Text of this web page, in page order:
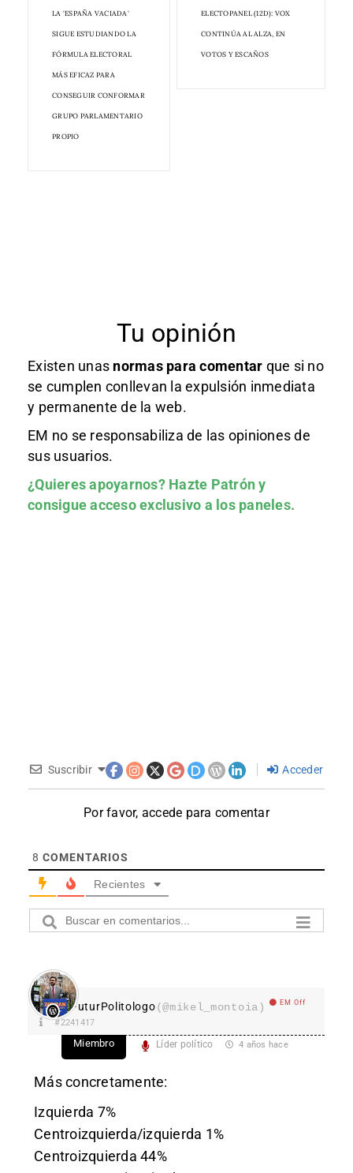
LA 'ESPAÑA VACIADA'
SIGUE ESTUDIANDO LA
FÓRMULA ELECTORAL
MÁS EFICAZ PARA
CONSEGUIR CONFORMAR
GRUPO PARLAMENTARIO
PROPIO
ELECTOPANEL (12D): VOX
CONTINÚA AL ALZA, EN
VOTOS Y ESCAÑOS
Tu opinión
Existen unas normas para comentar que si no
se cumplen conllevan la expulsión inmediata
y permanente de la web.
EM no se responsabiliza de las opiniones de
sus usuarios.
¿Quieres apoyarnos? Hazte Patróny
consigue acceso exclusivo a los paneles.
Suscribir Acceder
Por favor, accede para comentar
8 COMENTARIOS
Recientes
FuturPolitologo(@mikel_montoia) EM Off
#2241417
Miembro Líder político 4 años hace
Más concretamente:
Izquierda 7%
Centroizquierda/izquierda 1%
Centroizquierda 44%